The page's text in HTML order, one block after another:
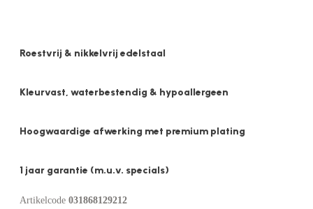
Roestvrij & nikkelvrij edelstaal
Kleurvast, waterbestendig & hypoallergeen
Hoogwaardige afwerking met premium plating
1 jaar garantie (m.u.v. specials)
Artikelcode 031868129212